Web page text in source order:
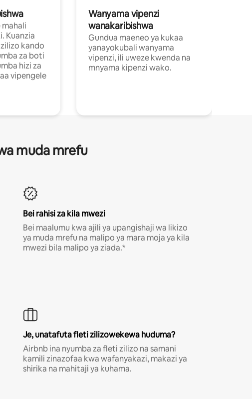
Kuanzia
kando
za boti
hizi za
vipengele
Wanyama vipenzi
wanakaribishwa
Gundua maeneo ya kukaa
yanayokubali wanyama
vipenzi, ili uweze kwenda na
mnyama kipenzi wako.
muda mrefu
Bei rahisi za kila mwezi
Bei maalumu kwa ajili ya upangishaji wa likizo
ya muda mrefu na malipo ya mara moja ya kila
mwezi bila malipo ya ziada.*
Je, unatafuta fleti zilizowekewa huduma?
Airbnb ina nyumba za fleti zilizo na samani
kamili zinazofaa kwa wafanyakazi, makazi ya
shirika na mahitaji ya kuhama.